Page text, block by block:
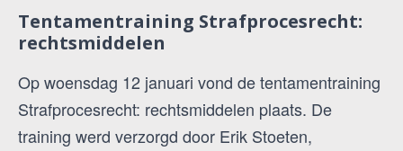
Tentamentraining Strafprocesrecht:
rechtsmiddelen
Op woensdag 12 januari vond de tentamentraining
Strafprocesrecht: rechtsmiddelen plaats. De
training werd verzorgd door Erik Stoeten,